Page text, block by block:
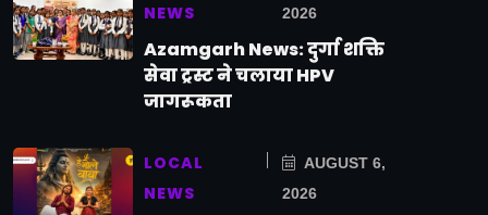
NEWS
2026
Azamgarh News: दुर्गा शक्ति
सेवा ट्रस्ट ने चलाया HPV
जागरूकता
LOCAL
NEWS
AUGUST 6,
2026